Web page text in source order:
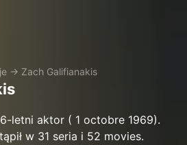
→ Zach Galifianakis
letni aktor ( 1 octobre 1969).
w 31 seria i 52 movies.